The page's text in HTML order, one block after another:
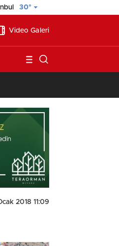
30°
Video Galeri
2018 11:09